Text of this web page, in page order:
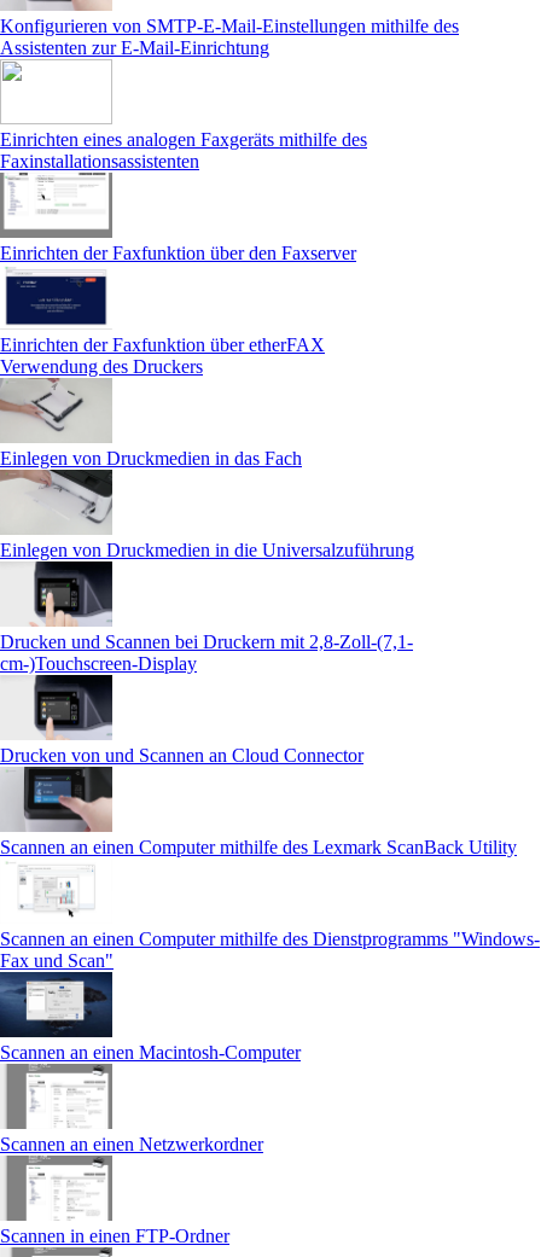
Konfigurieren von SMTP-E-Mail-Einstellungen mithilfe des
Assistenten zur E-Mail-Einrichtung
Einrichten eines analogen Faxgeräts mithilfe des
Faxinstallationsassistenten
Einrichten der Faxfunktion über den Faxserver
Einrichten der Faxfunktion über etherFAX
Verwendung des Druckers
Einlegen von Druckmedien in das Fach
Einlegen von Druckmedien in die Universalzuführung
Drucken und Scannen bei Druckern mit 2,8-Zoll-(7,1-
cm-)Touchscreen‑Display
Drucken von und Scannen an Cloud Connector
Scannen an einen Computer mithilfe des Lexmark ScanBack Utility
Scannen an einen Computer mithilfe des Dienstprogramms "Windows-
Fax und Scan"
Scannen an einen Macintosh-Computer
Scannen an einen Netzwerkordner
Scannen in einen FTP-Ordner